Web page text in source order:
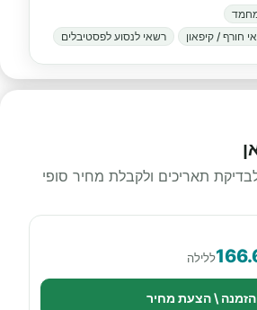
חורף / קיפאון
רשאי לנסוע לפסטיבלים
תאריכים ולקבלת מחיר סופי
ללילה
הזמנה \ הצעת מחיר